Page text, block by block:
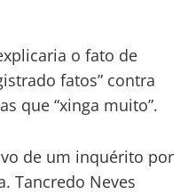
o fato de
fatos” contra
que “xinga muito”.
de um inquérito por
Tancredo Neves